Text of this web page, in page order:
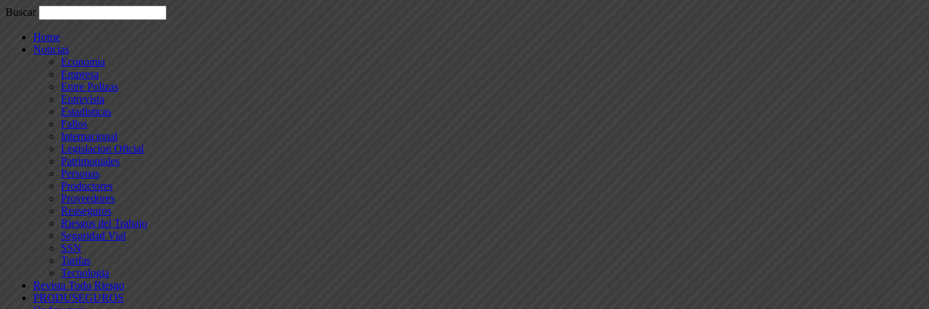
Buscar
Home
Noticias
Economia
Empresa
Entre Polizas
Entrevista
Estadisticas
Fallos
Internacional
Legislacion Oficial
Patrimoniales
Personas
Productores
Proveedores
Reaseguros
Riesgos del Trabajo
Seguridad Vial
SSN
Tarifas
Tecnologia
Revista Todo Riesgo
PRODUSEGUROS